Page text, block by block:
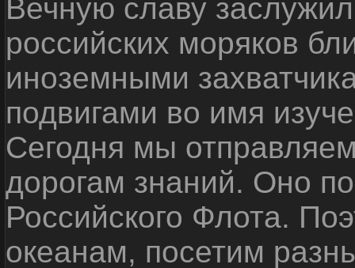
Вечную славу
российских моряков
иноземными
подвигами во имя
Сегодня мы
дорогам знаний. Оно
Российского Флота.
океанам, посетим